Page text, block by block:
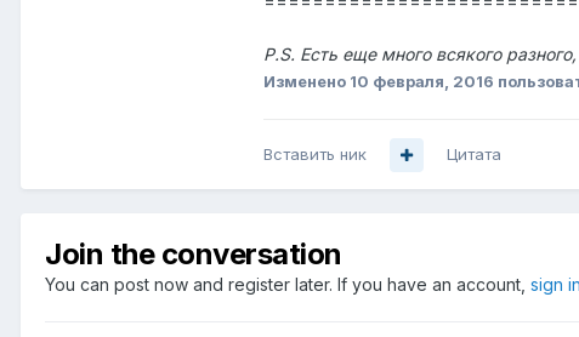
P.S. Есть еще много всякого
Изменено 10 февраля, 2016
Вставить ник Цитата
Join the conversation
You can post now and register later. If you have an account, sign